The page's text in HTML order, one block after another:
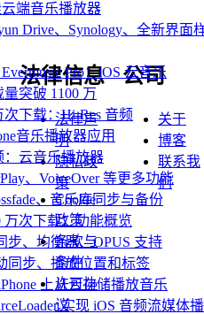
云端音乐播放器
Drive、Synology、全新界面
Pro：iOS 云音乐
量突破 1100 万
次下载：Hi-Res 音频
音乐播放器应用
：云音乐播放器
、VoiceOver 等更多功能
、音乐库同步与备份
万次下载：功能概览
步、均衡器、OPUS 支持
同步、播放位置和标签
上从云存储播放音乐
实现 iOS 音频流媒体
法律信息
法律声
明
隐私政
策
Cookie
政策
条款与
条件
许可协
议
公司
关于
博客
联系我
们